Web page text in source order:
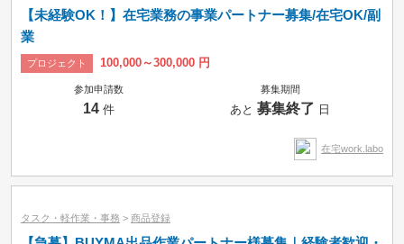
【未経験OK！】在宅業務の事業パートナー募集/在宅OK/副
業
プロジェクト 100,000～300,000 円
参加申請数
14件
募集期間
あと募集終了 日
在宅work.labo
タスク・軽作業・事務 > 商品登録